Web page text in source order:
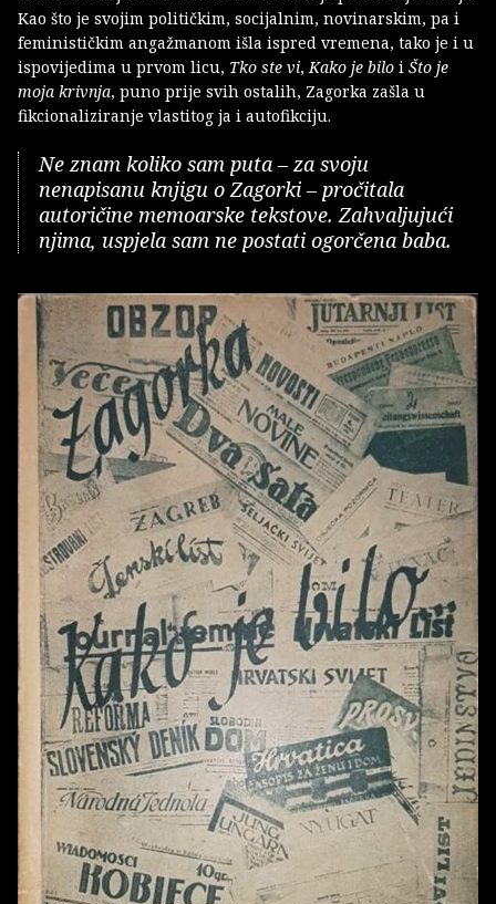
Kao što je svojim političkim, socijalnim, novinarskim, pa i
feminističkim angažmanom išla ispred vremena, tako je i u
ispovijedima u prvom licu, Tko ste vi,Kako je bilo i Što je
moja krivnja, puno prije svih ostalih, Zagorka zašla u
fikcionaliziranje vlastitog ja i autofikciju.
Ne znam koliko sam puta – za svoju
nenapisanu knjigu o Zagorki – pročitala
autoričine memoarske tekstove. Zahvaljujući
njima, uspjela sam ne postati ogorčena baba.